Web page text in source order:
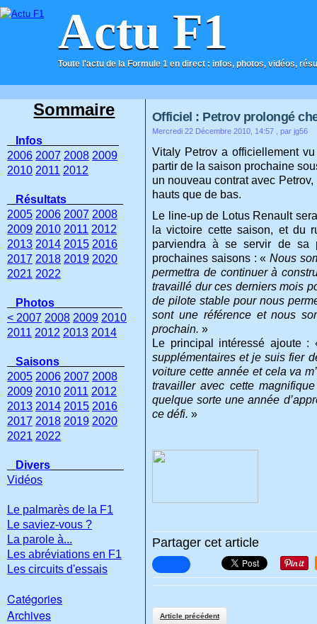
Actu F1
Toute l'actu de la Formule 1 en direct : infos, photos, vidéos,
ACCUEIL CONTACT
Officiel : Petrov prolongé
Mercredi 22 Décembre 2010, 14:57 , par jg56
Vitaly Petrov a officiellement
partir de la saison prochaine
un nouveau contrat avec
hauts que de bas.
Le line-up de Lotus Renault
la victoire cette saison, et du
parviendra à se servir de sa
prochaines saisons : «Nous
permettra de continuer à
travaillé dur ces derniers mois
de pilote stable pour nous
sont une référence et nous
prochain. »
Le principal intéressé ajoute
supplémentaires et je suis fier
voiture cette année et cela va
travailler avec cette
quelque sorte une année
ce défi. »
Partager cet article
Article précédent
Sommaire
Infos
2006 2007 2008 2009
2010 2011 2012
Résultats
2005 2006 2007 2008
2009 2010 2011 2012
2013 2014 2015 2016
2017 2018 2019 2020
2021 2022
Photos
< 2007 2008 2009 2010
2011 2012 2013 2014
Saisons
2005 2006 2007 2008
2009 2010 2011 2012
2013 2014 2015 2016
2017 2018 2019 2020
2021 2022
Divers
Vidéos
Le palmarès de la F1
Le saviez-vous ?
La parole à...
Les abréviations en F1
Les circuits d'essais
Catégories
Archives